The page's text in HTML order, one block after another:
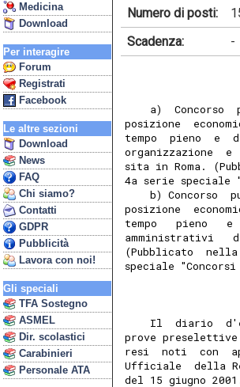
Medicina
Download
Per interagire
Forum
Registrati
Facebook
Le altre sezioni
Download
News
FAQ
Chi siamo?
Contatti
GDPR
Pubblicità
Lavora con noi!
Gli speciali
TFA Sostegno
ASMEL
Dir. scolastici
Carabinieri
Personale ATA
Numero di posti:
Scadenza:
-
a)  Concorso
posizione
tempo  pieno  e
organizzazione
sita in Roma.
4a serie speciale
b) Concorso
posizione
tempo   pieno
amministrativi
(Pubblicato
speciale
Il  diario
prove
resi  noti  con
Ufficiale  della
del 15 giugno